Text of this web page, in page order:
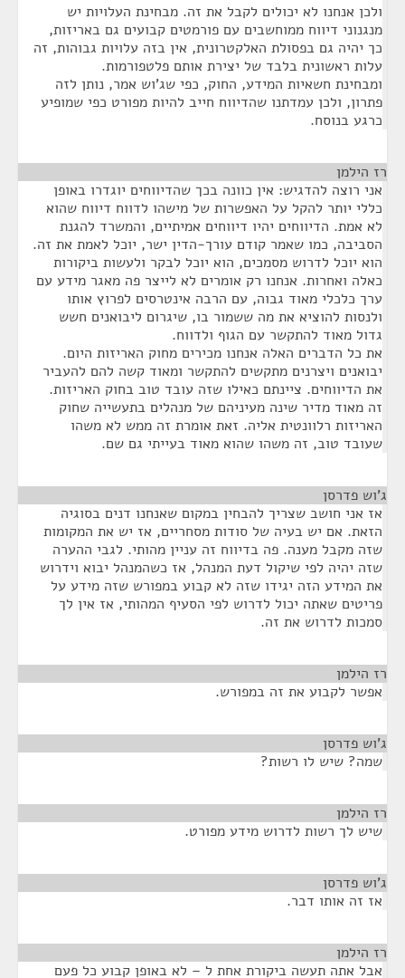
ולכן אנחנו לא יכולים לקבל את זה. מבחינת העלויות יש
מנגנוני דיווח ממוחשבים עם פורמטים קבועים גם באריזות,
כך יהיה גם בפסולת האלקטרונית, אין בזה עלויות גבוהות, זה
עלות ראשונית בלבד של יצירת אותם פלטפורמות.
ומבחינת חשאיות המידע, החוק, כפי שג'וש אמר, נותן לזה
פתרון, ולכן עמדתנו שהדיווח חייב להיות מפורט כפי שמופיע
כרגע בנוסח.
רז הילמן
אני רוצה להדגיש: אין כוונה בכך שהדיווחים יוגדרו באופן
כללי יותר להקל על האפשרות של מישהו לדווח דיווח שהוא
לא אמת. הדיווחים יהיו דיווחים אמיתיים, והמשרד להגנת
הסביבה, כמו שאמר קודם עורך-הדין ישר, יוכל לאמת את זה.
הוא יוכל לדרוש מסמכים, הוא יוכל לבקר ולעשות ביקורות
כאלה ואחרות. אנחנו רק אומרים לא לייצר פה מאגר מידע עם
ערך כלכלי מאוד גבוה, עם הרבה אינטרסים לפרוץ אותו
ולנסות להוציא את מה ששמור בו, שיגרום ליבואנים חשש
גדול מאוד להתקשר עם הגוף ולדווח.
את כל הדברים האלה אנחנו מכירים מחוק האריזות היום.
יבואנים ויצרנים מתקשים להתקשר ומאוד קשה להם להעביר
את הדיווחים. ציינתם כאילו שזה עובד טוב בחוק האריזות.
זה מאוד מדיר שינה מעיניהם של מנהלים בתעשייה שחוק
האריזות רלוונטית אליה. זאת אומרת זה ממש לא משהו
שעובד טוב, זה משהו שהוא מאוד בעייתי גם שם.
ג'וש פדרסן
אז אני חושב שצריך להבחין במקום שאנחנו דנים בסוגיה
הזאת. אם יש בעיה של סודות מסחריים, אז יש את המקומות
שזה מקבל מענה. פה בדיווח זה עניין מהותי. לגבי ההערה
שזה יהיה לפי שיקול דעת המנהל, אז כשהמנהל יבוא וידרוש
את המידע הזה יגידו שזה לא קבוע במפורש שזה מידע על
פריטים שאתה יכול לדרוש לפי הסעיף המהותי, אז אין לך
סמכות לדרוש את זה.
רז הילמן
אפשר לקבוע את זה במפורש.
ג'וש פדרסן
שמה? שיש לו רשות?
רז הילמן
שיש לך רשות לדרוש מידע מפורט.
ג'וש פדרסן
אז זה אותו דבר.
רז הילמן
אבל אתה תעשה ביקורת אחת ל – לא באופן קבוע כל פעם